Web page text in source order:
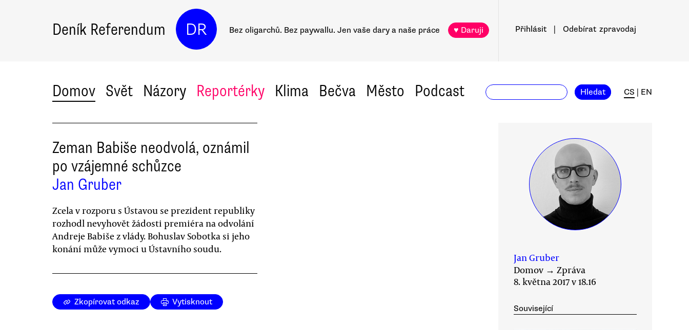
Deník Referendum DR Bez oligarchů. Bez paywallu. Jen vaše dary a naše práce ♥ Daruji Přihlásit Odebírat zpravodaj
Domov Svět Názory Reportérky Klima Bečva Město Podcast Hledat CS EN
Zeman Babiše neodvolá, oznámil
po vzájemné schůzce
Jan Gruber
Zcela v rozporu s Ústavou se prezident republiky
rozhodl nevyhovět žádosti premiéra na odvolání
Andreje Babiše z vlády. Bohuslav Sobotka si jeho
konání může vymoci u Ústavního soudu.
Zkopírovat odkaz Vytisknout
Jan Gruber
Domov → Zpráva
8. května 2017 v 18.16
Související